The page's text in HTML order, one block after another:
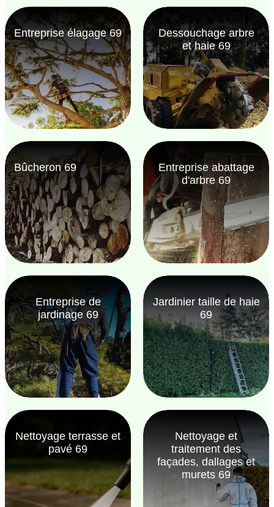
Entreprise élagage 69
Dessouchage arbre
et haie 69
Bûcheron 69
Entreprise abattage
d'arbre 69
Entreprise de
jardinage 69
Jardinier taille de haie
69
Nettoyage terrasse et
pavé 69
Nettoyage et
traitement des
façades, dallages et
murets 69